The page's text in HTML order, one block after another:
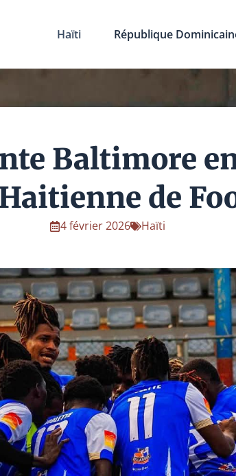
Haïti République
Baltimore
de
4 février 2026 Haïti